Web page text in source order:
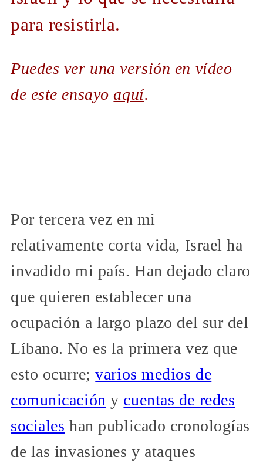
para resistirla.
Puedes ver una versión en vídeo
de este ensayoaquí.
Por tercera vez en mi
relativamente corta vida, Israel ha
invadido mi país. Han dejado claro
que quieren establecer una
ocupación a largo plazo del sur del
Líbano. No es la primera vez que
esto ocurre;varios medios de
comunicación y cuentas de redes
sociales han publicado cronologías
de las invasiones y ataques